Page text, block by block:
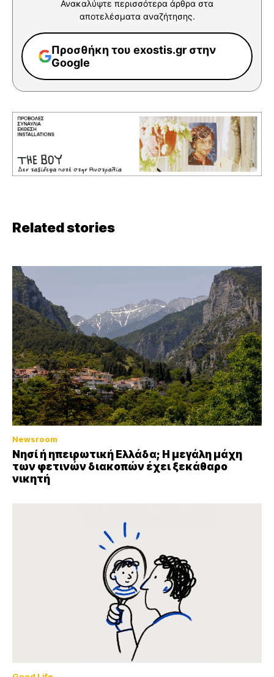
Ανακαλύψτε περισσότερα άρθρα στα
αποτελέσματα αναζήτησης.
Προσθήκη του exostis.gr στην
Google
Related stories
Newsroom
Νησί ή ηπειρωτική Ελλάδα; Η μεγάλη μάχη
των φετινών διακοπών έχει ξεκάθαρο
νικητή